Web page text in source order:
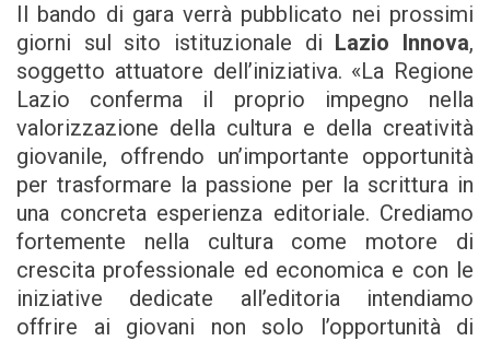
Il bando di gara verrà pubblicato nei prossimi
giorni sul sito istituzionale di Lazio Innova,
soggetto attuatore dell’iniziativa. «La Regione
Lazio conferma il proprio impegno nella
valorizzazione della cultura e della creatività
giovanile, offrendo un’importante opportunità
per trasformare la passione per la scrittura in
una concreta esperienza editoriale. Crediamo
fortemente nella cultura come motore di
crescita professionale ed economica e con le
iniziative dedicate all’editoria intendiamo
offrire ai giovani non solo l’opportunità di